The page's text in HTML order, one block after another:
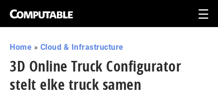
Home » Cloud & Infrastructure
3D Online Truck Configurator
stelt elke truck samen